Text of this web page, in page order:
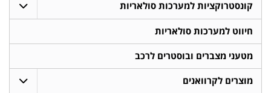
קונסטרוקציות למערכות סולאריות
חיווט למערכות סולאריות
מטעני מצברים ובוסטרים לרכב
מוצרים לקרוואנים